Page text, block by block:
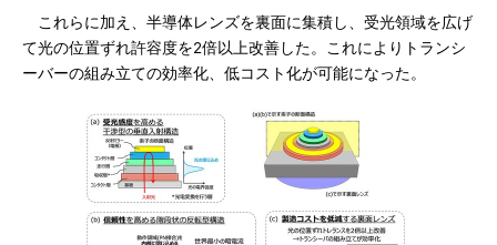
これらに加え、半導体レンズを裏面に集積し、受光領域を広げ
て光の位置ずれ許容度を2倍以上改善した。これによりトランシ
ーバーの組み立ての効率化、低コスト化が可能になった。